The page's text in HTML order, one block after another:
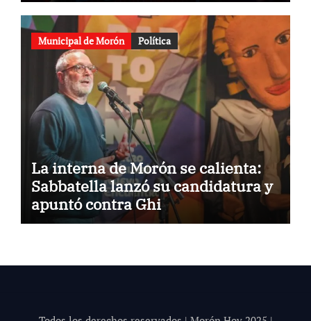
Municipal de Morón Política
La interna de Morón se calienta:
Sabbatella lanzó su candidatura y
apuntó contra Ghi